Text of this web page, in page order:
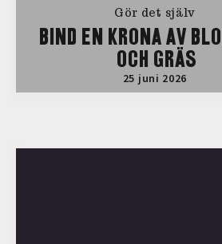
Gör det själv
BIND EN KRONA AV
OCH GRÄS
25 juni 2026